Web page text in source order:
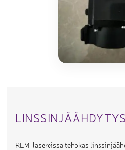
LINSSINJÄÄHDYTYS
REM-lasereissa tehokas